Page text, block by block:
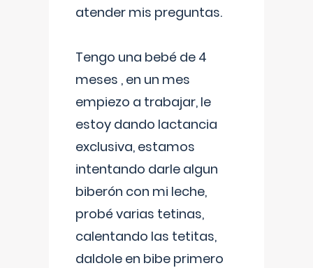
atender mis preguntas.
Tengo una bebé de 4
meses , en un mes
empiezo a trabajar, le
estoy dando lactancia
exclusiva, estamos
intentando darle algun
biberón con mi leche,
probé varias tetinas,
calentando las tetitas,
daldole en bibe primero